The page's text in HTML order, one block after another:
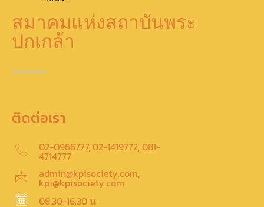
สมาคมแห่งสถาบันพระ
ปกเกล้า
ติดต่อเรา
02-0966777, 02-1419772, 081-
4714777
admin@kpisociety.com,
kpi@kpisociety.com
08.30-16.30 น.